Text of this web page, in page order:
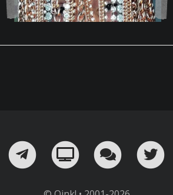
¡Mándame un email!
¡Nuestro canal en
Oink! TV Charla